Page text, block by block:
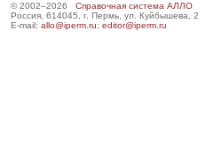
© 2002–2026 Справочная система АЛЛО
Россия, 614045, г. Пермь, ул. Куйбышева, 2
E-mail: allo@iperm.ru; editor@iperm.ru